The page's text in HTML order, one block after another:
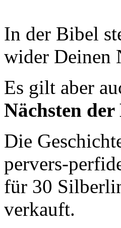
In der Bibel
wider Deinen
Es gilt aber
Nächsten
Die
pervers-
für 30
verkauft.